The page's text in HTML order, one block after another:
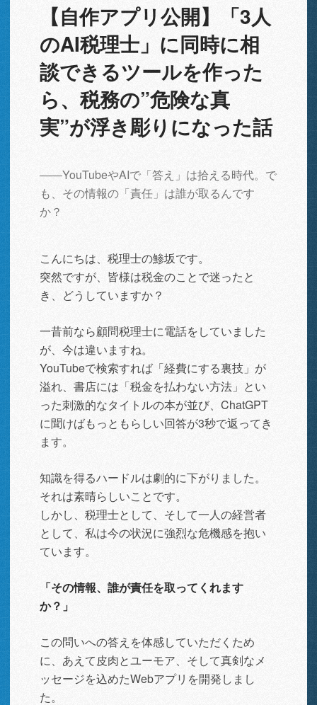
【自作アプリ公開】「3人
のAI税理士」に同時に相
談できるツールを作った
ら、税務の”危険な真
実”が浮き彫りになった話
――YouTubeやAIで「答え」は拾える時代。で
も、その情報の「責任」は誰が取るんです
か？
こんにちは、税理士の鯵坂です。
突然ですが、皆様は税金のことで迷ったと
き、どうしていますか？
一昔前なら顧問税理士に電話をしていました
が、今は違いますね。
YouTubeで検索すれば「経費にする裏技」が
溢れ、書店には「税金を払わない方法」とい
った刺激的なタイトルの本が並び、ChatGPT
に聞けばもっともらしい回答が3秒で返ってき
ます。
知識を得るハードルは劇的に下がりました。
それは素晴らしいことです。
しかし、税理士として、そして一人の経営者
として、私は今の状況に強烈な危機感を抱い
ています。
「その情報、誰が責任を取ってくれます
か？」
この問いへの答えを体感していただくため
に、あえて皮肉とユーモア、そして真剣なメ
ッセージを込めたWebアプリを開発しまし
た。